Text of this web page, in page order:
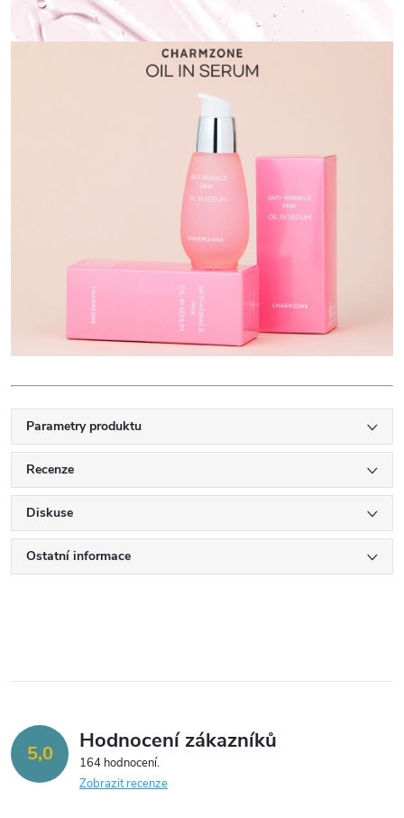
Parametry produktu
Recenze
Diskuse
Ostatní informace
5,0 Hodnocení zákazníků
164 hodnocení
Zobrazit recenze